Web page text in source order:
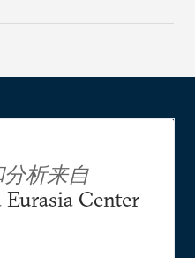
析来自
Eurasia Center